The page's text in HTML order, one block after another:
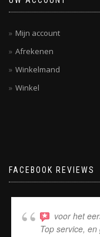
Mijn account
Afrekenen
Winkelmand
Winkel
FACEBOOK REVIEWS
voor het
Top service,